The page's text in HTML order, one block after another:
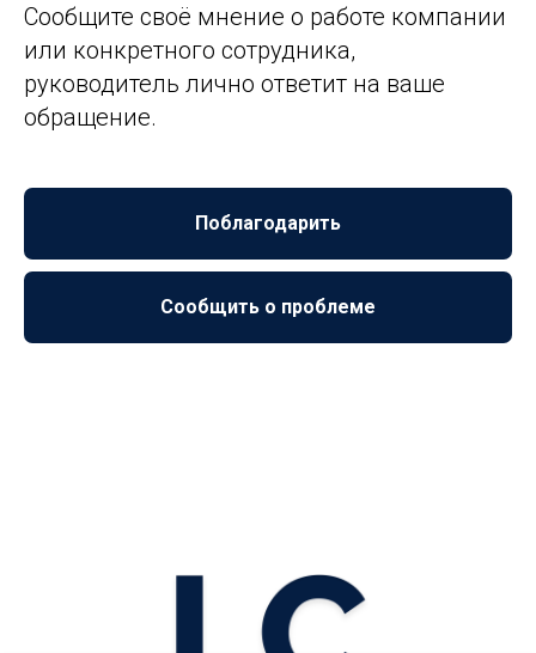
Сообщите своё мнение о работе компании
или конкретного сотрудника,
руководитель лично ответит на ваше
обращение.
Поблагодарить
Сообщить о проблеме